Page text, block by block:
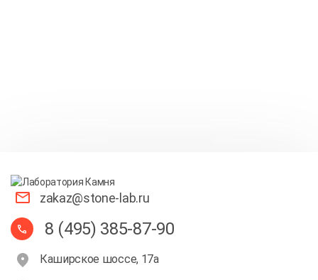
zakaz@stone-lab.ru
8 (495) 385-87-90
Каширское шоссе, 17а